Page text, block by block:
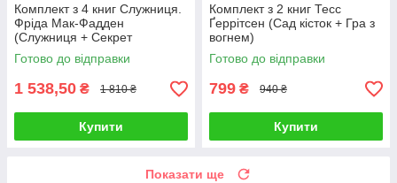
Комплект з 4 книг Служниця.
Фріда Мак-Фадден
(Служниця + Секрет
служниці + Служниця
спостерігає + Весілля
Готово до відправки
1 538,50 ₴ 1 810 ₴
Купити
Комплект з 2 книг Тесс
Ґеррітсен (Сад кісток + Гра з
вогнем)
Готово до відправки
799 ₴ 940 ₴
Купити
Показати ще